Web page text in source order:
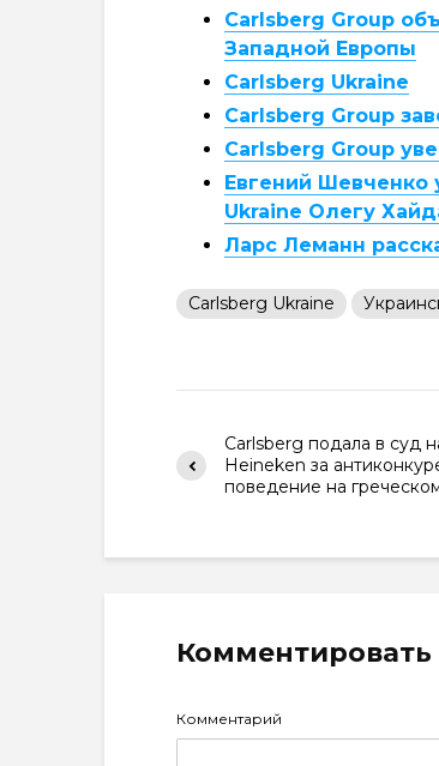
Carlsberg Group
Западной Европы
Carlsberg Ukraine
Carlsberg Group
Carlsberg Group
Евгений Шевченко
Ukraine Олегу
Ларс Леманн
Carlsberg Ukraine
Carlsberg подала в суд
Heineken за
поведение на
Комментировать
Комментарий